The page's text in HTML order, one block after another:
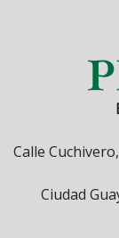
Calle
Ciudad